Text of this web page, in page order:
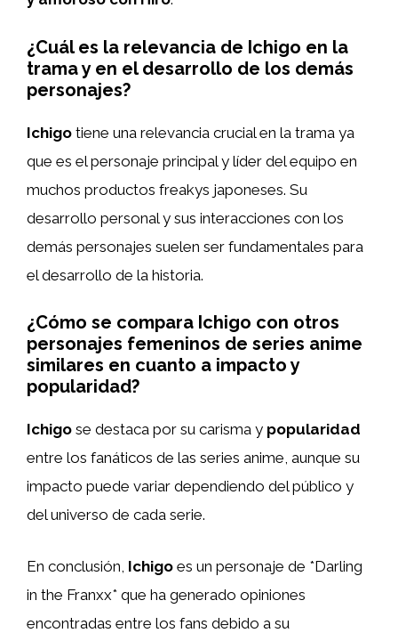
¿Cuál es la relevancia de Ichigo en la
trama y en el desarrollo de los demás
personajes?
Ichigo tiene una relevancia crucial en la trama ya
que es el personaje principal y líder del equipo en
muchos productos freakys japoneses. Su
desarrollo personal y sus interacciones con los
demás personajes suelen ser fundamentales para
el desarrollo de la historia.
¿Cómo se compara Ichigo con otros
personajes femeninos de series anime
similares en cuanto a impacto y
popularidad?
Ichigo se destaca por su carisma y popularidad
entre los fanáticos de las series anime, aunque su
impacto puede variar dependiendo del público y
del universo de cada serie.
En conclusión, Ichigo es un personaje de *Darling
in the Franxx* que ha generado opiniones
encontradas entre los fans debido a su